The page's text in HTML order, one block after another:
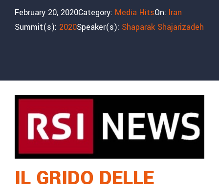
February 20, 2020Category: Media HitsOn: Iran
Summit(s): 2020Speaker(s): Shaparak Shajarizadeh
IL GRIDO DELLE